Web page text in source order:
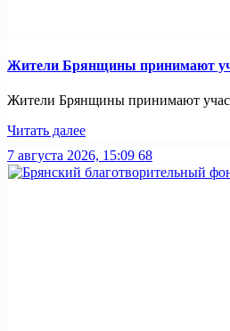
Жители Брянщины принимают
Жители Брянщины принимают
Читать далее
7 августа 2026, 15:09 68